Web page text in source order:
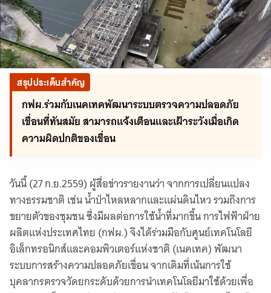
สรุปประเด็นสำคัญ
กฟผ.ร่วมกับเนคเทคพัฒนาระบบตรวจความปลอดภัย
เขื่อนที่ทันสมัย สามารถเเจ้งเตือนและเฝ้าระวังเมื่อเกิด
ความผิดปกติของเขื่อน
วันนี้ (27 ก.ย.2559) ผู้สื่อข่าวรายงานว่า จากการเปลี่ยนแปลง
ทางธรรมชาติ เช่น น้ำป่าไหลหลากและแผ่นดินไหว รวมถึงการ
ขยายตัวของชุมชน ซึ่งมีผลต่อการใช้น้ำที่มากขึ้น การไฟฟ้าฝ่าย
ผลิตแห่งประเทศไทย (กฟผ.) จึงได้ร่วมมือกับศูนย์เทคโนโลยี
อิเล็กทรอนิกส์และคอมพิวเตอร์แห่งชาติ (เนคเทค) พัฒนา
ระบบการสร้างความปลอดภัยเขื่อน จากเดิมที่เน้นการใช้
บุคลากรตรวจวัดยกระดับด้วยการนำเทคโนโลยีมาใช้ด้วยเพื่อ